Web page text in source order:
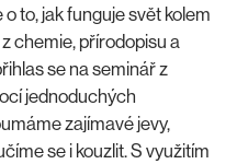
to, jak funguje svět kolem
chemie, přírodopisu a
se na seminář z
jednoduchých
zajímavé jevy,
se i kouzlit. S využitím